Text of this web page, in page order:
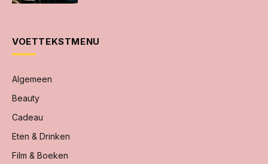
VOETTEKSTMENU
Algemeen
Beauty
Cadeau
Eten & Drinken
Film & Boeken